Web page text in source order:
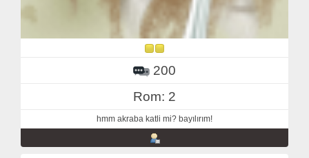
200
Rom: 2
hmm akraba katli mi? bayılırım!